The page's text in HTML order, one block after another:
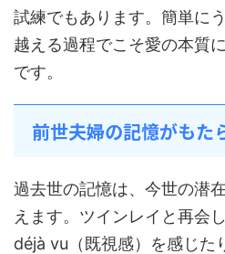
試練でもあります。簡単に
越える過程でこそ愛の本質
です。
前世夫婦の記憶がもた
過去世の記憶は、今世の潜
えます。ツインレイと再会
déjà vu（既視感）を感じた